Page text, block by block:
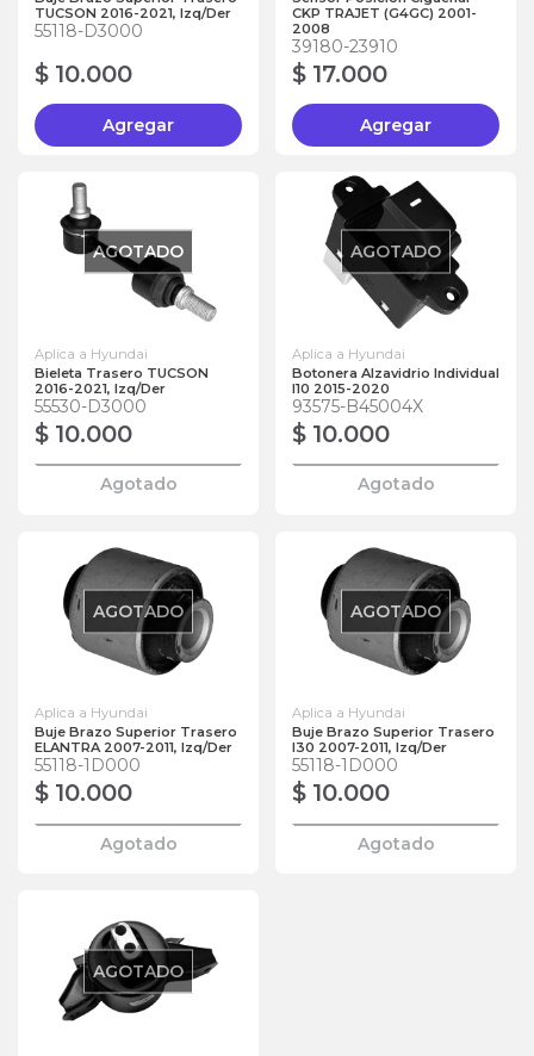
TUCSON 2016-2021, Izq/Der
55118-D3000
$ 10.000
Agregar
CKP TRAJET (G4GC) 2001-
2008
39180-23910
$ 17.000
Agregar
AGOTADO
Aplica a Hyundai
Bieleta Trasero TUCSON
2016-2021, Izq/Der
55530-D3000
$ 10.000
Agotado
AGOTADO
Aplica a Hyundai
Botonera Alzavidrio Individual
I10 2015-2020
93575-B45004X
$ 10.000
Agotado
AGOTADO
Aplica a Hyundai
Buje Brazo Superior Trasero
ELANTRA 2007-2011, Izq/Der
55118-1D000
$ 10.000
Agotado
AGOTADO
Aplica a Hyundai
Buje Brazo Superior Trasero
I30 2007-2011, Izq/Der
55118-1D000
$ 10.000
Agotado
AGOTADO